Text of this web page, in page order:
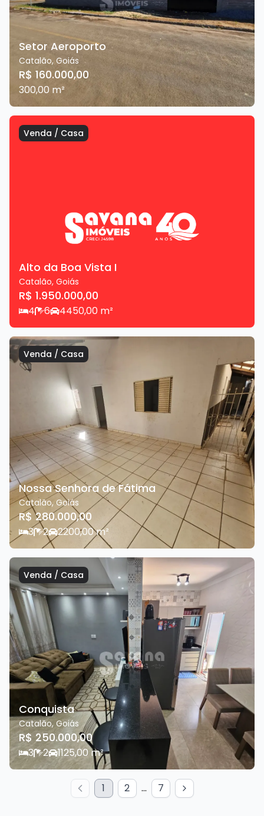
Setor Aeroporto
Catalão, Goiás
R$ 160.000,00
300,00 m²
Venda / Casa
Alto da Boa Vista I
Catalão, Goiás
R$ 1.950.000,00
4 6 4450,00 m²
Venda / Casa
Nossa Senhora de Fátima
Catalão, Goiás
R$ 280.000,00
3 2 2200,00m²
Venda / Casa
Conquista
Catalão, Goiás
R$ 250.000,00
3 2 1125,00 m²
1 2 ... 7